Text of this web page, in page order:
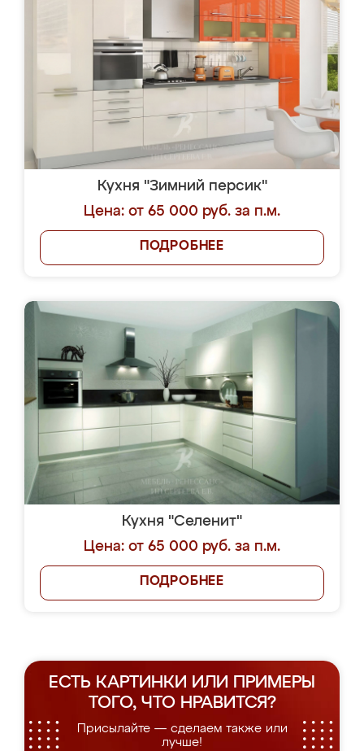
Кухня "Зимний персик"
Цена: от 65 000 руб. за п.м.
ПОДРОБНЕЕ
Кухня "Селенит"
Цена: от 65 000 руб. за п.м.
ПОДРОБНЕЕ
ЕСТЬ КАРТИНКИ ИЛИ ПРИМЕРЫ
ТОГО, ЧТО НРАВИТСЯ?
Присылайте — сделаем также или
лучше!